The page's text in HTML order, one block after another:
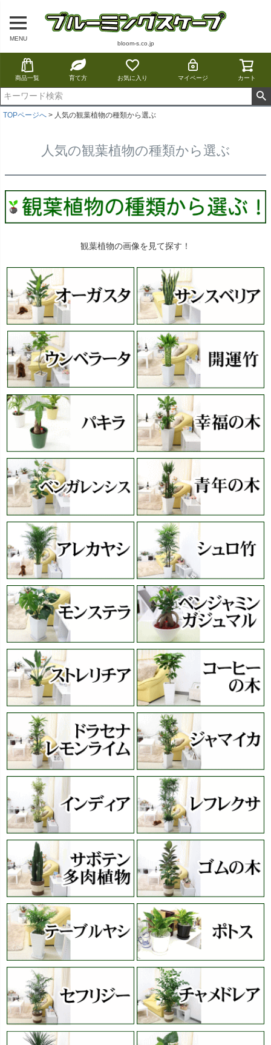
MENU
bloom-s.co.jp
商品一覧 育て方 お気に入り マイページ カート
TOPページへ 人気の観葉植物の種類から選ぶ
人気の観葉植物の種類から選ぶ
観葉植物の画像を見て探す！